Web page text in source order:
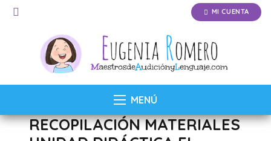
MI CUENTA
MENÚ
RECOPILACIÓN MATERIALES